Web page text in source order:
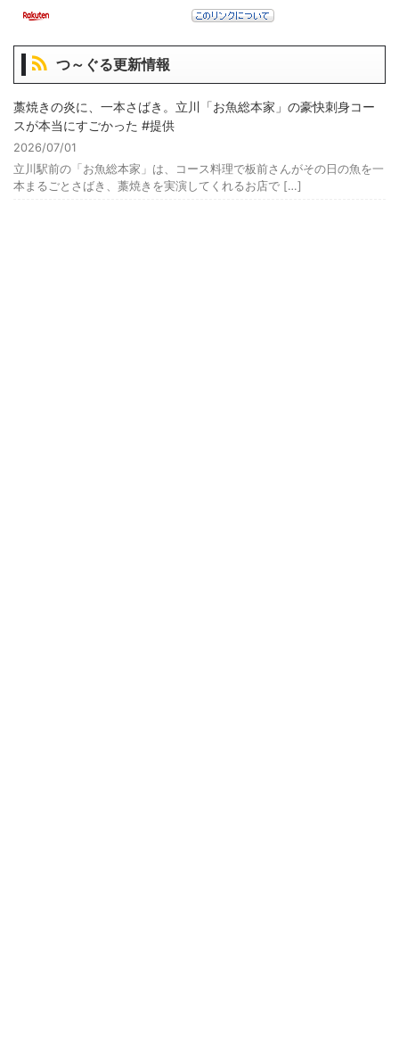
つ～ぐる更新情報
藁焼きの炎に、一本さばき。立川「お魚総本家」の豪快刺身コー
スが本当にすごかった #提供
2026/07/01
立川駅前の「お魚総本家」は、コース料理で板前さんがその日の魚を一
本まるごとさばき、藁焼きを実演してくれるお店で […]